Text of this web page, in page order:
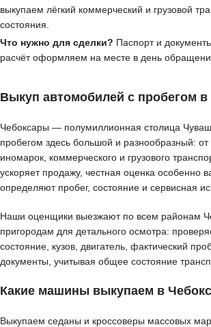
выкупаем лёгкий коммерческий и грузовой
состояния.
Что нужно для сделки? Паспорт и
расчёт оформляем на месте в день
Выкуп автомобилей с пробегом в
Чебоксары — полумиллионная столица
пробегом здесь большой и разнообразный:
иномарок, коммерческого и грузового
ускоряет продажу, честная оценка особенно
определяют пробег, состояние и сервисная
Наши оценщики выезжают по всем районам
пригородам для детального осмотра:
состояние, кузов, двигатель, фактический
документы, учитывая общее состояние
Какие машины выкупаем в
Выкупаем седаны и кроссоверы массовых